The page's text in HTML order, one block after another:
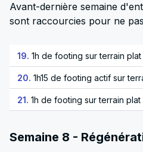
Avant-dernière semaine
sont raccourcies pour ne
19. 1h de footing sur terrain plat
20. 1h15 de footing actif sur
21. 1h de footing sur terrain plat
Semaine 8 -